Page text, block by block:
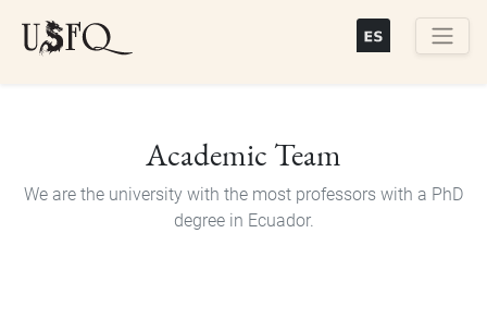
Academic Team
We are the university with the most professors with a PhD
degree in Ecuador.